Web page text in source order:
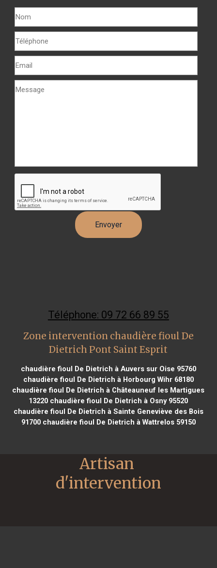
Téléphone: 09 72 66 89 55
Zone intervention chaudière fioul De
Dietrich Pont Saint Esprit
chaudière fioul De Dietrich à Auvers sur Oise 95760
chaudière fioul De Dietrich à Horbourg Wihr 68180
chaudière fioul De Dietrich à Châteauneuf les Martigues
13220 chaudière fioul De Dietrich à Osny 95520
chaudière fioul De Dietrich à Sainte Geneviève des Bois
91700chaudière fioul De Dietrich à Wattrelos 59150
Artisan
d'intervention